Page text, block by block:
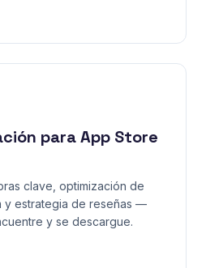
para App Store
clave, optimización de
y estrategia de reseñas —
y se descargue.